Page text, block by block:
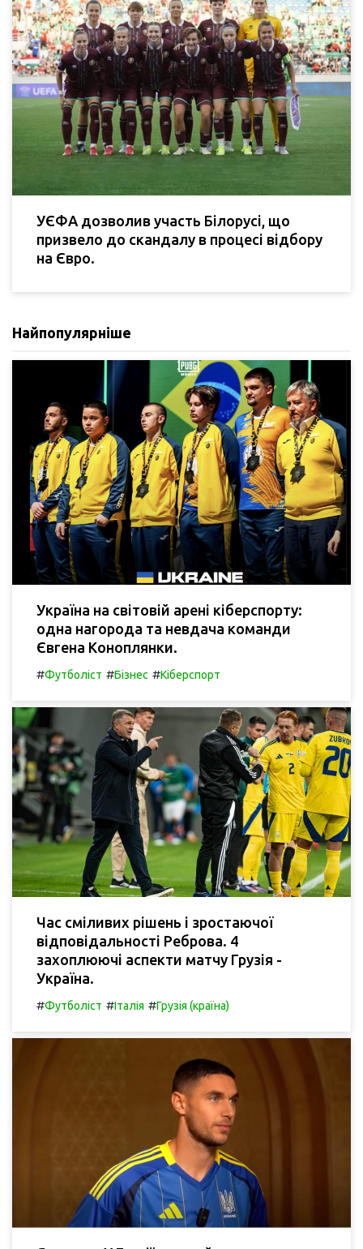
УЄФА дозволив участь Білорусі, що
призвело до скандалу в процесі відбору
на Євро.
Найпопулярніше
Україна на світовій арені кіберспорту:
одна нагорода та невдача команди
Євгена Коноплянки.
#Футболіст #Бізнес #Кіберспорт
Час сміливих рішень і зростаючої
відповідальності Реброва. 4
захоплюючі аспекти матчу Грузія -
Україна.
#Футболіст #Італія #Грузія (країна)